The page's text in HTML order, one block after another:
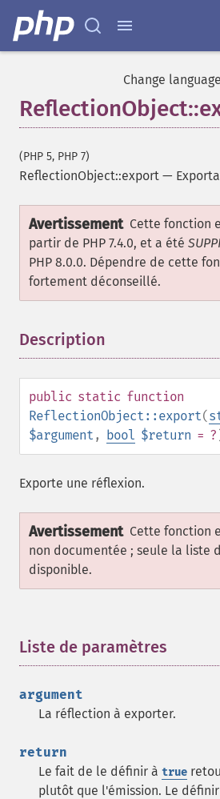
Change
(PHP 5, PHP 7)
ReflectionObject::export —
Avertissement Cette fonction
partir de PHP 7.4.0, et a été
PHP 8.0.0. Dépendre de cette
fortement déconseillé.
Description
public static function
ReflectionObject::export(
$argument , bool $return = ?
Exporte une réflexion.
Avertissement Cette fonction
non documentée ; seule la liste
disponible.
Liste de paramètres
argument
La réflection à exporter.
return
Le fait de le définir à true
plutôt que l'émission. Le